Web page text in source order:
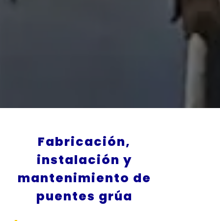
Fabricación,
instalación y
mantenimiento de
puentes grúa